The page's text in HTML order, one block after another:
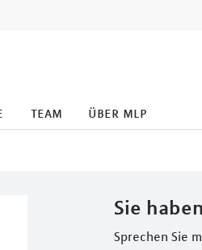
team über mlp
Sie
Sprechen Sie